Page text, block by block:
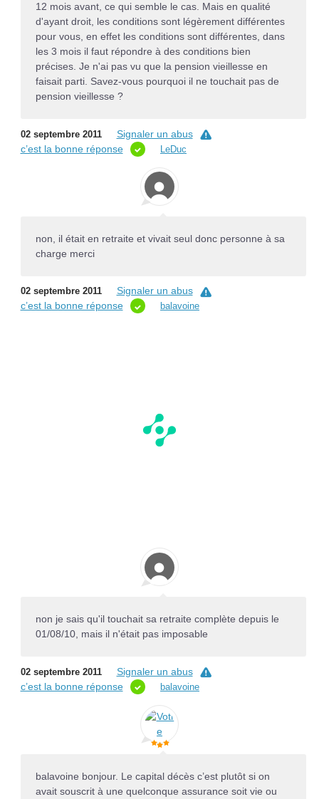
12 mois avant, ce qui semble le cas. Mais en qualité
d'ayant droit, les conditions sont légèrement différentes
pour vous, en effet les conditions sont différentes, dans
les 3 mois il faut répondre à des conditions bien
précises. Je n'ai pas vu que la pension vieillesse en
faisait parti. Savez-vous pourquoi il ne touchait pas de
pension vieillesse ?
02 septembre 2011
Signaler un abus
c’est la bonne réponse
LeDuc
non, il était en retraite et vivait seul donc personne à sa
charge merci
02 septembre 2011
Signaler un abus
c’est la bonne réponse
balavoine
non je sais qu'il touchait sa retraite complète depuis le
01/08/10, mais il n'était pas imposable
02 septembre 2011
Signaler un abus
c’est la bonne réponse
balavoine
balavoine bonjour. Le capital décès c’est plutôt si on
avait souscrit à une quelconque assurance soit vie ou